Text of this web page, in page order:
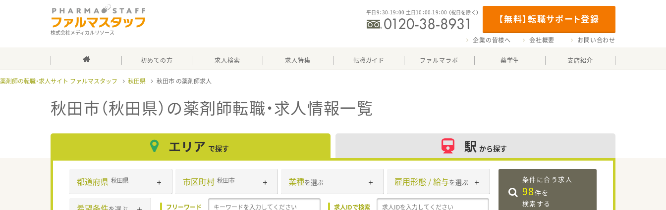
株式会社メディカルリソース
【無料】転職サポート登録
平日9：30-19：00 土日10：00-19：00 （祝日を除く）
企業の皆様へ 会社概要 お問い合わせ
初めての方 求人検索 求人特集 転職ガイド ファルマラボ 薬学生 支店紹介
薬剤師の転職・求人サイト ファルマスタッフ 秋田県 秋田市
秋田市（秋田県） の薬剤師転職・求人情報一覧
エリア で探す 駅 から探す
都道府県 秋田県 市区町村 秋田市 業種を選ぶ 雇用形態 / 給与を選ぶ
フリーワード 求人IDで検索
条件に合う求人
98件を
検索する